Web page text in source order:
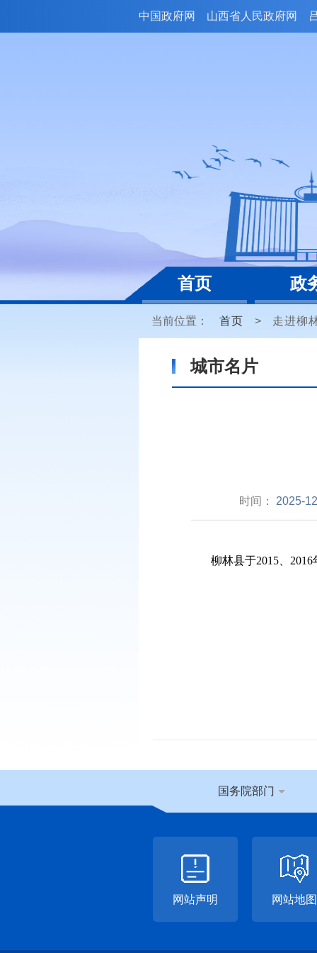
中国政府网 山西省人民政府网
首页 政
当前位置： 首页 > 走进柳
城市名片
时间： 2025-
柳林县于2015、2016
国务院部门
网站声明 网站地图